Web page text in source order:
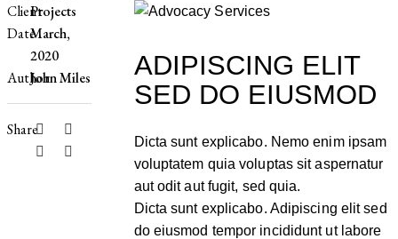
ClientProjects
DateMarch,
2020
AuthorJohn Miles
Share
ADIPISCING ELIT
SED DO EIUSMOD
Dicta sunt explicabo. Nemo enim ipsam
voluptatem quia voluptas sit aspernatur
aut odit aut fugit, sed quia.
Dicta sunt explicabo. Adipiscing elit sed
do eiusmod tempor incididunt ut labore